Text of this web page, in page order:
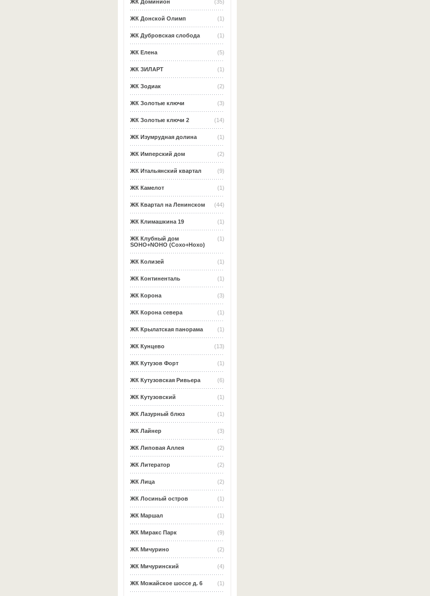
(35)
ЖК Доминион
(1)
ЖК Донской Олимп
(1)
ЖК Дубровская слобода
(5)
ЖК Елена
(1)
ЖК ЗИЛАРТ
(2)
ЖК Зодиак
(3)
ЖК Золотые ключи
(14)
ЖК Золотые ключи 2
(1)
ЖК Изумрудная долина
(2)
ЖК Имперский дом
(9)
ЖК Итальянский квартал
(1)
ЖК Камелот
(44)
ЖК Квартал на Ленинском
(1)
ЖК Климашкина 19
(1)
ЖК Клубный дом
SOHO+NOHO (Сохо+Нохо)
(1)
ЖК Колизей
(1)
ЖК Континенталь
(3)
ЖК Корона
(1)
ЖК Корона севера
(1)
ЖК Крылатская панорама
(13)
ЖК Кунцево
(1)
ЖК Кутузов Форт
(6)
ЖК Кутузовская Ривьера
(1)
ЖК Кутузовский
(1)
ЖК Лазурный блюз
(3)
ЖК Лайнер
(2)
ЖК Липовая Аллея
(2)
ЖК Литератор
(2)
ЖК Лица
(1)
ЖК Лосиный остров
(1)
ЖК Маршал
(9)
ЖК Миракс Парк
(2)
ЖК Мичурино
(4)
ЖК Мичуринский
(1)
ЖК Можайское шоссе д. 6